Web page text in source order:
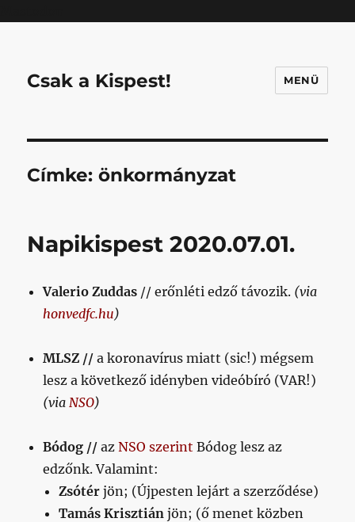
Csak a Kispest! MENÜ
Címke:önkormányzat
Napikispest 2020.07.01.
Valerio Zuddas // erőnléti edző távozik. (via
honvedfc.hu)
MLSZ // a koronavírus miatt (sic!) mégsem
lesz a következő idényben videóbíró (VAR!)
(viaNSO)
Bódog //azNSO szerint Bódog lesz az
edzőnk. Valamint:
Zsótér jön; (Újpesten lejárt a szerződése)
Tamás Krisztián jön; (ő menet közben